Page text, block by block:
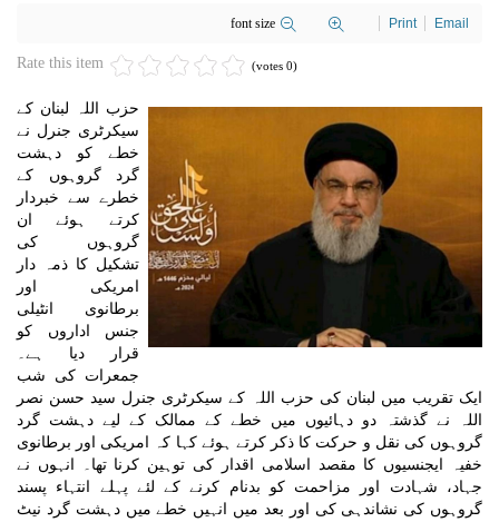
font size Print Email
Rate this item (0 votes)
حزب اللہ لبنان کے
سیکرٹری جنرل نے
خطے کو دہشت
گرد گروہوں کے
خطرے سے خبردار
کرتے ہوئے ان
گروہوں کی
تشکیل کا ذمہ دار
امریکی اور
برطانوی انٹیلی
جنس اداروں کو
قرار دیا ہے۔
جمعرات کی شب
ایک تقریب میں لبنان کی حزب اللہ کے سیکرٹری جنرل سید حسن نصر
اللہ نے گذشتہ دو دہائیوں میں خطے کے ممالک کے لیے دہشت گرد
گروہوں کی نقل و حرکت کا ذکر کرتے ہوئے کہا کہ امریکی اور برطانوی
خفیہ ایجنسیوں کا مقصد اسلامی اقدار کی توہین کرنا تھا۔ انہوں نے
جہاد، شہادت اور مزاحمت کو بدنام کرنے کے لئے پہلے انتہاء پسند
گروہوں کی نشاندہی کی اور بعد میں انہیں خطے میں دہشت گرد نیٹ